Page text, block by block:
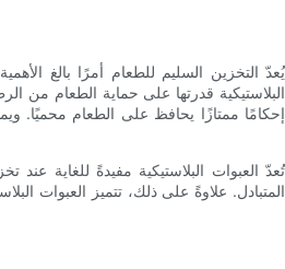
يُعدّ التخزين السليم للطعام أمرًا بالغ
البلاستيكية قدرتها على حماية الطعام من
إحكامًا ممتازًا يحافظ على الطعام محميًا.
تُعدّ العبوات البلاستيكية مفيدةً للغاية
المتبادل. علاوةً على ذلك، تتميز العبوات